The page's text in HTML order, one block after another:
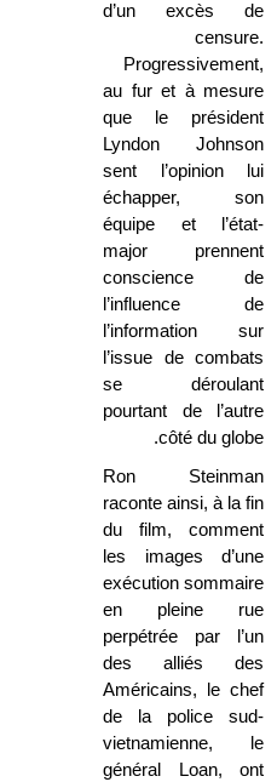
d’un excès de
censure.
Progressivement,
au fur et à mesure
que le président
Lyndon Johnson
sent l’opinion lui
échapper, son
équipe et l’état-
major prennent
conscience de
l’influence de
l’information sur
l’issue de combats
se déroulant
pourtant de l’autre
côté du globe.
Ron Steinman
raconte ainsi, à la fin
du film, comment
les images d’une
exécution sommaire
en pleine rue
perpétrée par l’un
des alliés des
Américains, le chef
de la police sud-
vietnamienne, le
général Loan, ont